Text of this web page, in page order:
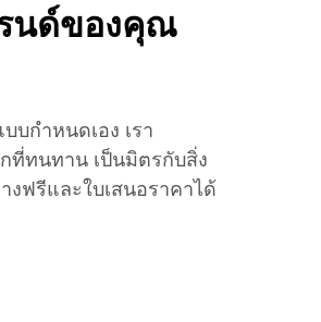
นด์ของคุณ
กำหนดเอง เรา
ที่ทนทาน เป็นมิตรกับสิ่ง
ฟรีและใบเสนอราคาได้